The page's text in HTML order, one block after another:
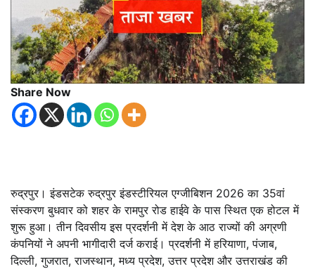
Share Now
रुद्रपुर। इंडसटेक रुद्रपुर इंडस्टीरियल एग्जीबिशन 2026 का 35वां
संस्करण बुधवार को शहर के रामपुर रोड हाईवे के पास स्थित एक होटल में
शुरू हुआ। तीन दिवसीय इस प्रदर्शनी में देश के आठ राज्यों की अग्रणी
कंपनियों ने अपनी भागीदारी दर्ज कराई। प्रदर्शनी में हरियाणा, पंजाब,
दिल्ली, गुजरात, राजस्थान, मध्य प्रदेश, उत्तर प्रदेश और उत्तराखंड की